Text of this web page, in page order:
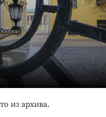
из архива.